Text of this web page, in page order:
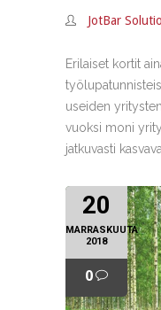
JotBar
Erilaiset kortit
useiden
vuoksi moni
jatkuvasti
20
MARRASKUUTA
2018
0